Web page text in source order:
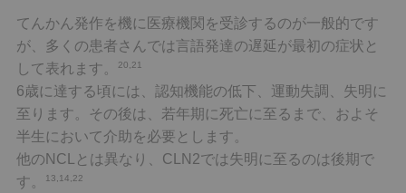
てんかん発作を機に医療機関を受診するのが一般的です
が、多くの患者さんでは言語発達の遅延が最初の症状と
して表れます。
20,21
6歳に達する頃には、認知機能の低下、運動失調、失明に
至ります。その後は、若年期に死亡に至るまで、およそ
半生において介助を必要とします。
他のNCLとは異なり、CLN2では失明に至るのは後期で
す。
13,14,22